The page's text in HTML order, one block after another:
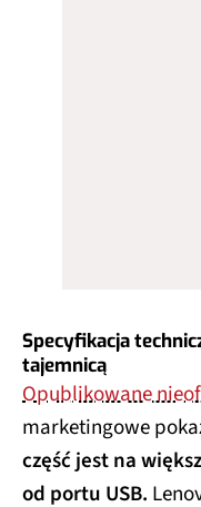
Specyfikacja
tajemnicą
Opublikowane
marketingowe
część jest na
od portu USB.